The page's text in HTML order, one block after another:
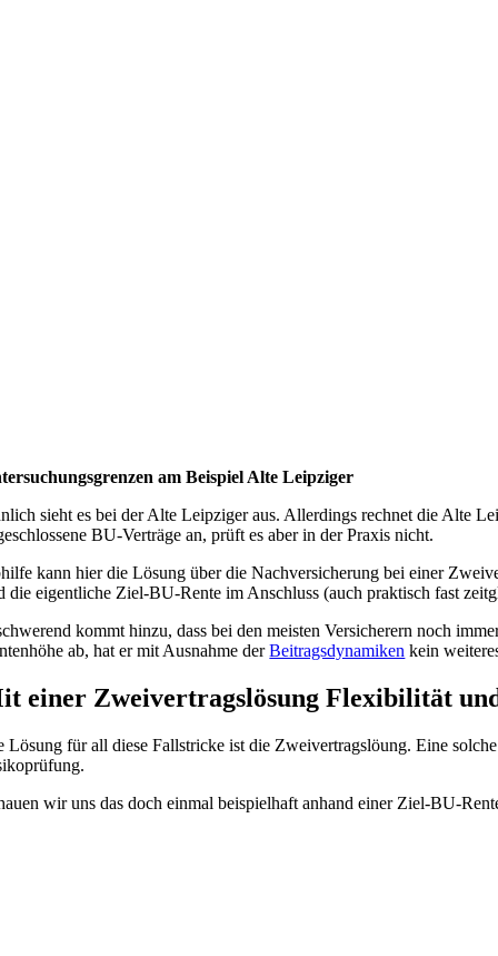
am Beispiel Alte Leipziger
sieht es bei der Alte Leipziger aus. Allerdings rechnet die Alte
BU-Verträge an, prüft es aber in der Praxis nicht.
kann hier die Lösung über die Nachversicherung bei einer
die eigentliche Ziel-BU-Rente im Anschluss (auch praktisch fast
kommt hinzu, dass bei den meisten Versicherern noch
ab, hat er mit Ausnahme derBeitragsdynamiken kein
einer Zweivertragslösung Flexibilität
Lösung für all diese Fallstricke ist die Zweivertragslöung. Eine
wir uns das doch einmal beispielhaft anhand einer Ziel-BU-